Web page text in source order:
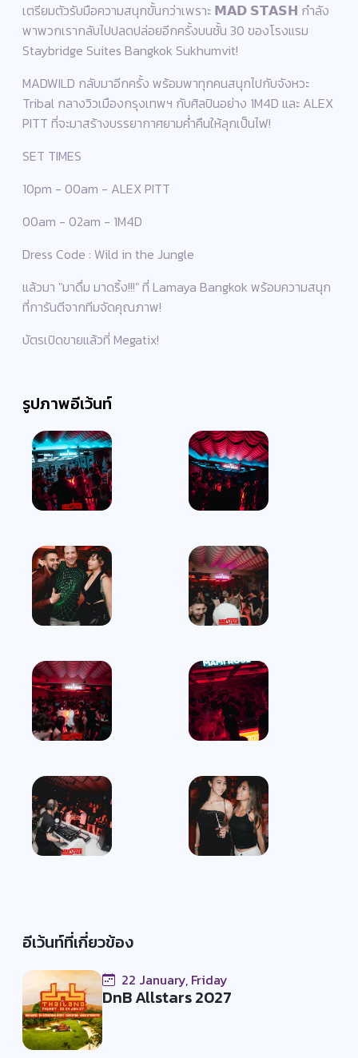
เตรียมตัวรับมือความสนุกขั้นกว่าเพราะ 𝗠𝗔𝗗 𝗦𝗧𝗔𝗦𝗛 กำลัง
พาพวกเรากลับไปปลดปล่อยอีกครั้งบนชั้น 30 ของโรงแรม
Staybridge Suites Bangkok Sukhumvit!
MADWILD กลับมาอีกครั้ง พร้อมพาทุกคนสนุกไปกับจังหวะ
Tribal กลางวิวเมืองกรุงเทพฯ กับศิลปินอย่าง 1M4D และ ALEX
PITT ที่จะมาสร้างบรรยากาศยามค่ำคืนให้ลุกเป็นไฟ!
SET TIMES
10pm - 00am - ALEX PITT
00am - 02am - 1M4D
Dress Code : Wild in the Jungle
แล้วมา "มาดื่ม มาดริ้ง!!!" ที่ Lamaya Bangkok พร้อมความสนุก
ที่การันตีจากทีมจัดคุณภาพ!
บัตรเปิดขายแล้วที่ Megatix!
รูปภาพอีเว้นท์
อีเว้นท์ที่เกี่ยวข้อง
22 January, Friday
DnB Allstars 2027